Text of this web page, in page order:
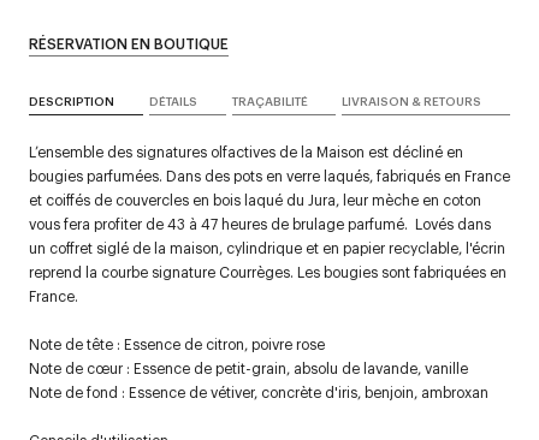
RÉSERVATION EN BOUTIQUE
DESCRIPTION DÉTAILS TRAÇABILITÉ LIVRAISON & RETOURS
L’ensemble des signatures olfactives de la Maison est décliné en
bougies parfumées. Dans des pots en verre laqués, fabriqués en France
et coiffés de couvercles en bois laqué du Jura, leur mèche en coton
vous fera profiter de 43 à 47 heures de brulage parfumé. Lovés dans
un coffret siglé de la maison, cylindrique et en papier recyclable, l'écrin
reprend la courbe signature Courrèges. Les bougies sont fabriquées en
France.
Note de tête : Essence de citron, poivre rose
Note de cœur : Essence de petit-grain, absolu de lavande, vanille
Note de fond : Essence de vétiver, concrète d'iris, benjoin, ambroxan